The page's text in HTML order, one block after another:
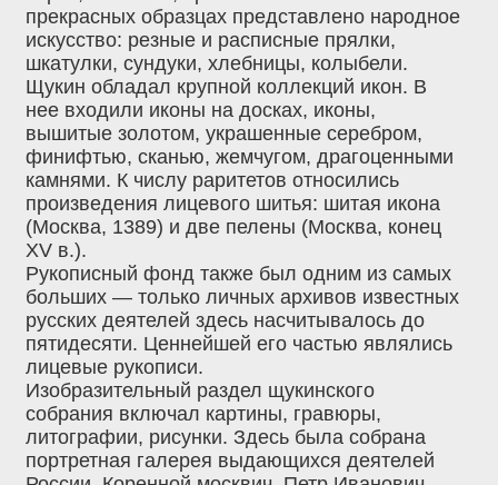
прекрасных образцах представлено народное
искусство: резные и расписные прялки,
шкатулки, сундуки, хлебницы, колыбели.
Щукин обладал крупной коллекций икон. В
нее входили иконы на досках, иконы,
вышитые золотом, украшенные серебром,
финифтью, сканью, жемчугом, драгоценными
камнями. К числу раритетов относились
произведения лицевого шитья: шитая икона
(Москва, 1389) и две пелены (Москва, конец
XV в.).
Рукописный фонд также был одним из самых
больших — только личных архивов известных
русских деятелей здесь насчитывалось до
пятидесяти. Ценнейшей его частью являлись
лицевые рукописи.
Изобразительный раздел щукинского
собрания включал картины, гравюры,
литографии, рисунки. Здесь была собрана
портретная галерея выдающихся деятелей